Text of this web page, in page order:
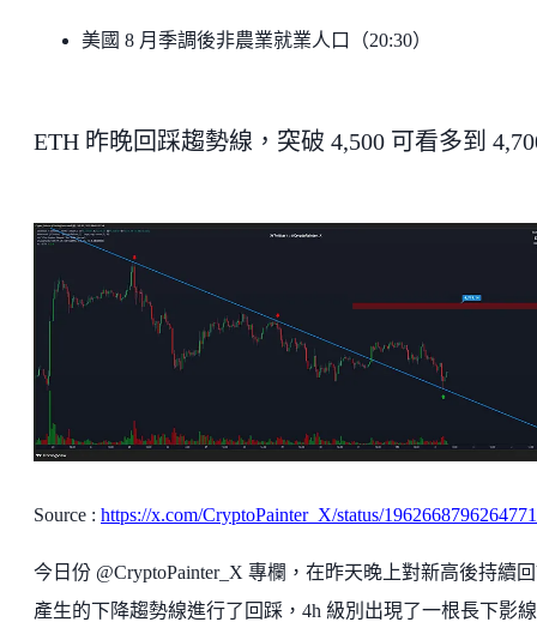
美國 8 月季調後非農業就業人口（20:30）
ETH 昨晚回踩趨勢線，突破 4,500 可看多到
Source : https://x.com/CryptoPainter_X/status/
今日份 @CryptoPainter_X 專欄，在昨天晚上對新高後持續
產生的下降趨勢線進行了回踩，4h 級別出現了一根長下影